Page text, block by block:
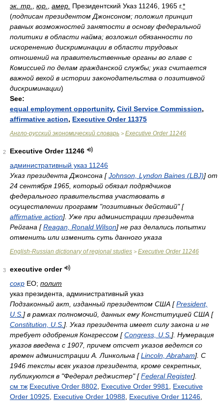
эк. тр.
юр. амер. Президентский Указ 11246, 1965 г.*
(подписан президентом Джонсоном; положил принцип
равных возможностей занятости в основу федеральной
политики в области найма; возложил обязанности по
искоренению дискриминации в области трудовых
отношений на правительственные органы во главе с
Комиссией по делам гражданской службы; указ считается
важной вехой в истории законодательства о позитивной
дискриминации)
See:
equal employment opportunity, Civil Service Commission,
affirmative action, Executive Order 11375
Англо-русский экономический словарь > Executive Order 11246
2
Executive Order 11246
административный указ 11246
Указ президента Джонсона [Johnson, Lyndon Baines (LBJ)] от
24 сентября 1965, который обязал подрядчиков
федерального правительства участвовать в
осуществлении программ "позитивных действий" [
affirmative action]. Уже при администрации президента
Рейгана [Reagan, Ronald Wilson] не раз делались попытки
отменить или изменить суть данного указа
English-Russian dictionary of regional studies > Executive Order 11246
3
executive order
сокр EO; полит
указ президента, административный указ
Подзаконный акт, изданный президентом США [President,
U.S. ] в рамках полномочий, данных ему Конституцией США [
Constitution, U.S. ]. Указ президента имеет силу закона и не
требует одобрения Конгрессом [Congress, U.S. ]. Нумерация
указов введена с 1907, причем отсчет указов ведется со
времен администрации А. Линкольна [Lincoln, Abraham]. С
1946 тексты всех указов президента, кроме секретных,
публикуются в "Федерал реджистер" [Federal Register].
см тж Executive Order 8802 Executive Order 9981
Executive
Order 10925 Executive Order 10988 Executive Order 11246